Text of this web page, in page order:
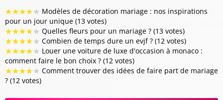
★★★★★ Modèles de décoration mariage : nos inspirations
pour un jour unique (13 votes)
★★★★★ Quelles fleurs pour un mariage ? (13 votes)
★★★★★ Combien de temps dure un evjf ? (12 votes)
★★★★★ Louer une voiture de luxe d'occasion à monaco :
comment faire le bon choix ? (12 votes)
★★★★★ Comment trouver des idées de faire part de mariage
? (12 votes)